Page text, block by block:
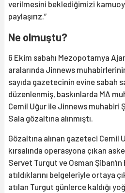
verilmesini beklediğimizi
paylaşırız.”
Ne olmuştu?
6 Ekim sabahı Mezopotamya
aralarında Jinnews
sayıda gazetecinin evine sabah
düzenlenmiş, baskınlarda MA
Cemil Uğur ile Jinnews muhabiri
Sala gözaltına alınmıştı.
Gözaltına alınan gazeteci Cemil
kırsalında operasyona çıkan
Servet Turgut ve Osman
atıldıklarını belgeleriyle ortaya
atılan Turgut günlerce kaldığı